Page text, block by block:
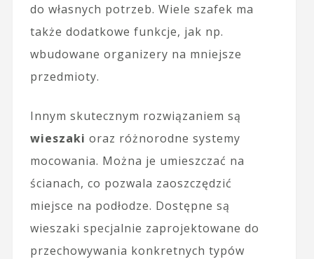
do własnych potrzeb. Wiele szafek ma
także dodatkowe funkcje, jak np.
wbudowane organizery na mniejsze
przedmioty.
Innym skutecznym rozwiązaniem są
wieszaki oraz różnorodne systemy
mocowania. Można je umieszczać na
ścianach, co pozwala zaoszczędzić
miejsce na podłodze. Dostępne są
wieszaki specjalnie zaprojektowane do
przechowywania konkretnych typów